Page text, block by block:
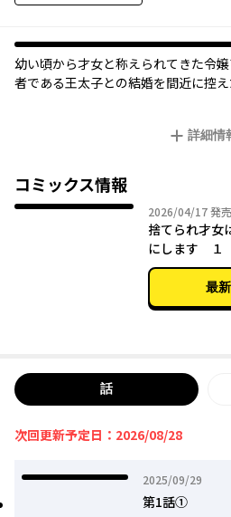
幼い頃から才女と称えられてきた令
者である王太子との結婚を間近に控
国を捨て隣国へ移住することに。
実は転生者であるアンネリーゼは、
アイディアを生み出していく。
そして国内外へと広がっていくアン
がした祖国は過ちの大きさを知り
才能あふれる転生令嬢の新天地セカ
詳細情
コミックス情報
2026/04/17発売
捨てられ才女
にします １
最
話
次回更新予定日：2026/08/28
2025/09/29
2025年09月29日
第1話①